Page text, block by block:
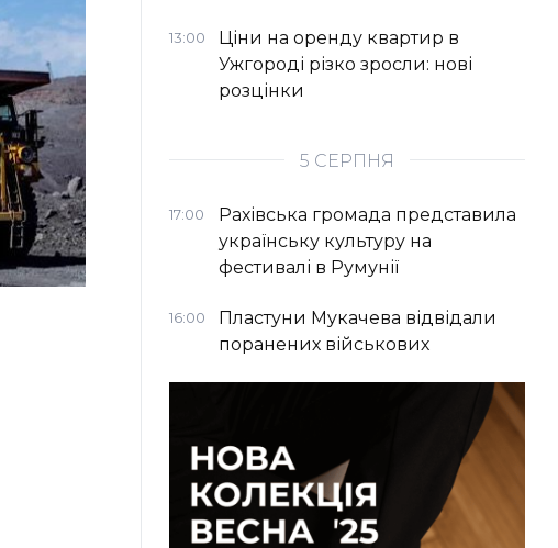
13:00
Ціни на оренду квартир в
Ужгороді різко зросли: нові
розцінки
5 СЕРПНЯ
17:00
Рахівська громада представила
українську культуру на
фестивалі в Румунії
16:00
Пластуни Мукачева відвідали
поранених військових